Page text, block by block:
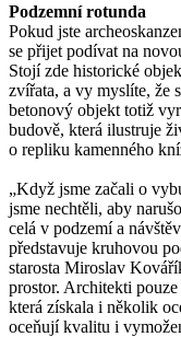
Podzemní rotunda
Pokud jste
se přijet podívat na
Stojí zde historické
zvířata, a vy myslíte, že
betonový objekt totiž
budově, která ilustruje
o repliku kamenného
„Když jsme začali o
jsme nechtěli, aby
celá v podzemí a
představuje kruhovou
starosta Miroslav
prostor. Architekti
která získala i několik
oceňují kvalitu i